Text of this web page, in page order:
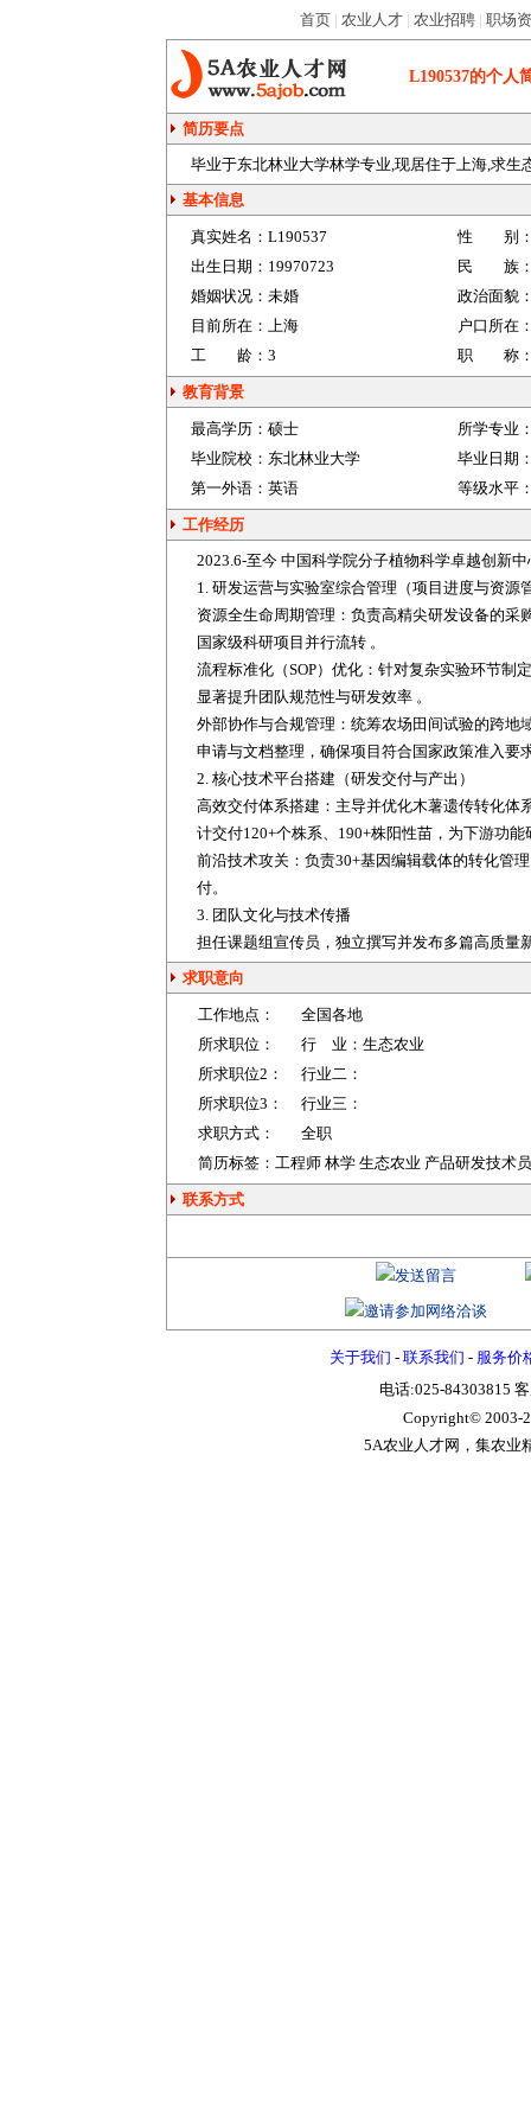
首页 | 农业人才 | 农业招聘 | 职场
L190537的个人
简历要点
毕业于东北林业大学林学专业,现居住于上海,求
基本信息
真实姓名： L190537
性 别
出生日期： 19970723
民 族
婚姻状况： 未婚
政治面貌
目前所在： 上海
户口所在
工 龄： 3 职 称
教育背景
最高学历： 硕士
所学专业
毕业院校： 东北林业大学
毕业日期
第一外语： 英语 等级水平
工作经历
2023.6-至今 中国科学院分子植物科学卓越创新
1. 研发运营与实验室综合管理（项目进度与资源
资源全生命周期管理：负责高精尖研发设备的
国家级科研项目并行流转 。
流程标准化（SOP）优化：针对复杂实验环节制
显著提升团队规范性与研发效率 。
外部协作与合规管理：统筹农场田间试验的跨地
申请与文档整理，确保项目符合国家政策准入要
2. 核心技术平台搭建（研发交付与产出）
高效交付体系搭建：主导并优化木薯遗传转化体
计交付120+个株系、190+株阳性苗，为下游功
前沿技术攻关：负责30+基因编辑载体的转化管
付。
3. 团队文化与技术传播
担任课题组宣传员，独立撰写并发布多篇高质量
求职意向
工作地点：
全国各地
所求职位：
行 业： 生态农业
所求职位2：
行业二：
所求职位3：
行业三：
求职方式：
全职
简历标签：工程师 林学 生态农业 产品研发技术员
联系方式
关于我们 - 联系我们 - 服务价
电话:025-84303815
Copyright© 2003-
5A农业人才网，集农业